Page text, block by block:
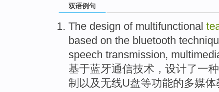
双语例句
The design of multifunctional
based on the bluetooth
speech transmission,
基于蓝牙通信技术 ， 设计了一种
制 以及 无线U盘等功能的多媒体